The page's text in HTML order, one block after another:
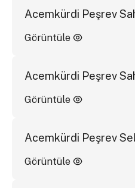
Acemkürdi Peşrev
Görüntüle
Acemkürdi Peşrev
Görüntüle
Acemkürdi Peşrev
Görüntüle